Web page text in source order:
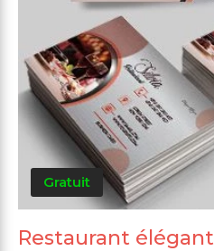
Gratuit
Restaurant élégant